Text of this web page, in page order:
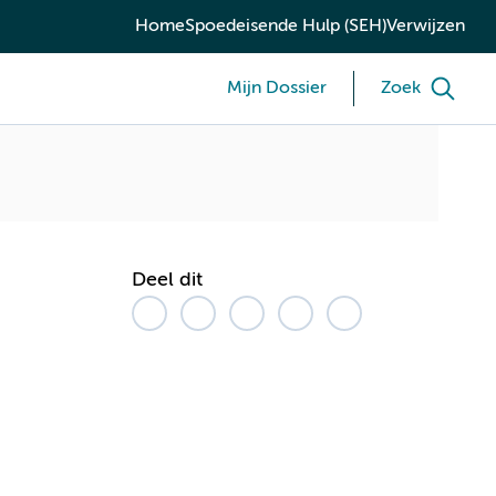
HomeSpoedeisende Hulp (SEH)Verwijzen
Mijn Dossier Zoek
Deel dit